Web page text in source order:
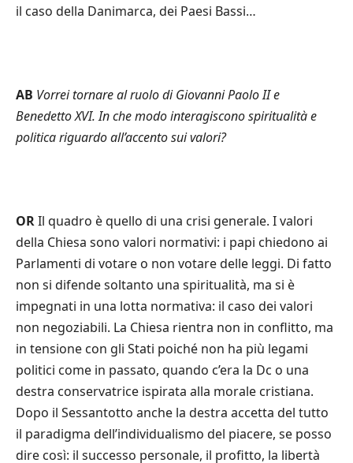
il caso della Danimarca, dei Paesi Bassi…
AB Vorrei tornare al ruolo di Giovanni Paolo II e
Benedetto XVI. In che modo interagiscono spiritualità e
politica riguardo all’accento sui valori?
ORIl quadro è quello di una crisi generale. I valori
della Chiesa sono valori normativi: i papi chiedono ai
Parlamenti di votare o non votare delle leggi. Di fatto
non si difende soltanto una spiritualità, ma si è
impegnati in una lotta normativa: il caso dei valori
non negoziabili. La Chiesa rientra non in conflitto, ma
in tensione con gli Stati poiché non ha più legami
politici come in passato, quando c’era la Dc o una
destra conservatrice ispirata alla morale cristiana.
Dopo il Sessantotto anche la destra accetta del tutto
il paradigma dell’individualismo del piacere, se posso
dire così: il successo personale, il profitto, la libertà